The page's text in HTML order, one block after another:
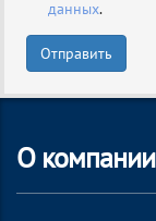
данных.
Отправить
О компании